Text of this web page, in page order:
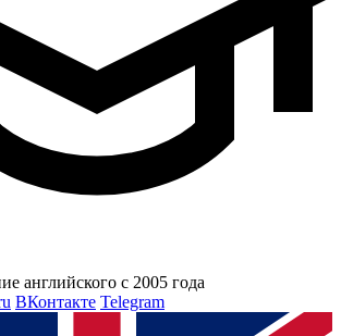
английского с 2005 года
ВКонтакте Telegram